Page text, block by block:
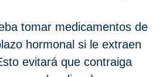
tomar medicamentos de
hormonal si le extraen
evitará que contraiga